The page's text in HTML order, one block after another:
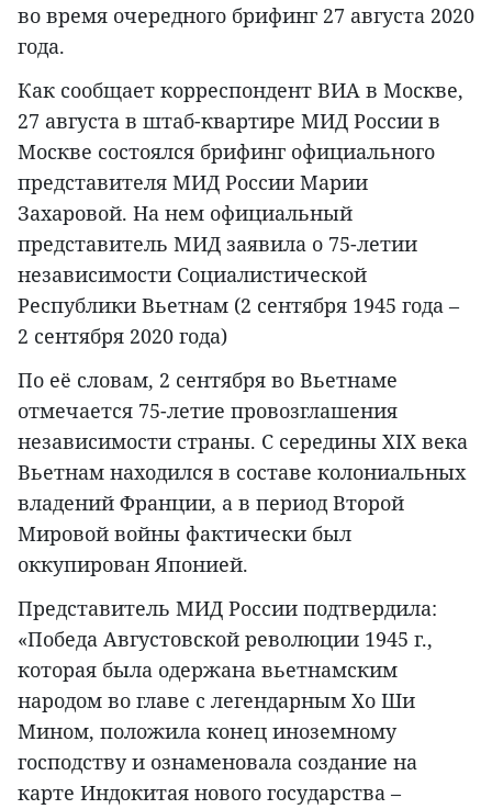
во время очередного брифинг 27 августа 2020
года.
Как сообщает корреспондент ВИА в Москве,
27 августа в штаб-квартире МИД России в
Москве состоялся брифинг официального
представителя МИД России Марии
Захаровой. На нем официальный
представитель МИД заявила о 75-летии
независимости Социалистической
Республики Вьетнам (2 сентября 1945 года –
2 сентября 2020 года)
По её словам, 2 сентября во Вьетнаме
отмечается 75-летие провозглашения
независимости страны. С середины XIX века
Вьетнам находился в составе колониальных
владений Франции, а в период Второй
Мировой войны фактически был
оккупирован Японией.
Представитель МИД России подтвердила:
«Победа Августовской революции 1945 г.,
которая была одержана вьетнамским
народом во главе с легендарным Хо Ши
Мином, положила конец иноземному
господству и ознаменовала создание на
карте Индокитая нового государства –